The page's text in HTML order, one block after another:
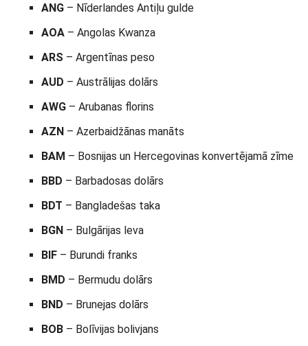
ANG – Nīderlandes Antiļu gulde
AOA – Angolas Kwanza
ARS – Argentīnas peso
AUD – Austrālijas dolārs
AWG – Arubanas florins
AZN – Azerbaidžānas manāts
BAM – Bosnijas un Hercegovinas konvertējamā zīme
BBD – Barbadosas dolārs
BDT – Bangladešas taka
BGN – Bulgārijas leva
BIF – Burundi franks
BMD – Bermudu dolārs
BND – Brunejas dolārs
BOB – Bolīvijas bolivjans